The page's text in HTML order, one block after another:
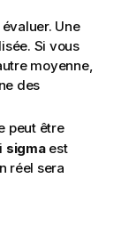
Une
Si vous
moyenne,
des
peut être
sigmaest
réel sera